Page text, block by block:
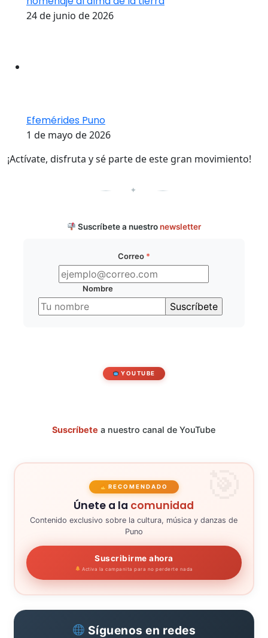
24 de junio de 2026
Efemérides Puno
1 de mayo de 2026
¡Actívate, disfruta y sé parte de este gran movimiento!
✦
Suscríbete a nuestro newsletter
Correo *
Nombre
YOUTUBE
Suscríbete a nuestro canal de YouTube
RECOMENDADO
Únete a la comunidad
Contenido exclusivo sobre la cultura, música y danzas de
Puno
Suscribirme ahora
Activa la campanita para no perderte nada
Síguenos en redes